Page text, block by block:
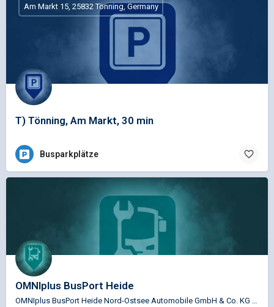
T) Tönning, Am Markt, 30 min
Am Markt 15, 25832 Tönning, Germany
Busparkplätze
OMNIplus BusPort Heide